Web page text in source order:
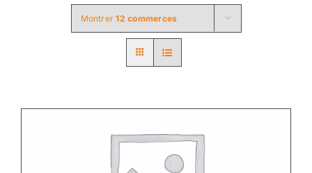
Montrer12 commerces